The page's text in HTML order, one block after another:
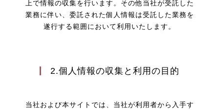
上で情報の収集を行います。その他当社が受託した
業務に伴い、委託された個人情報は受託した業務を
遂行する範囲において利用いたします。
2.個人情報の収集と利用の目的
当社および本サイトでは、当社が利用者から入手す